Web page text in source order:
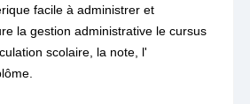
facile à administrer et
la gestion administrative le cursus
scolaire, la note, l'